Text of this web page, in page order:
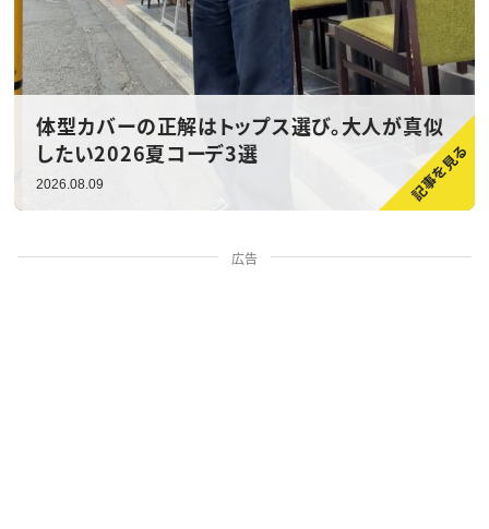
体型カバーの正解はトップス選び。大人が真似
したい2026夏コーデ3選
2026.08.09
広告